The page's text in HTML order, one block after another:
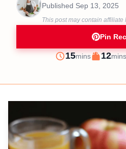
Published Sep 13, 2025
This post may contain affiliate
Pin
Prep
15minutes
mins
Cook
12mins